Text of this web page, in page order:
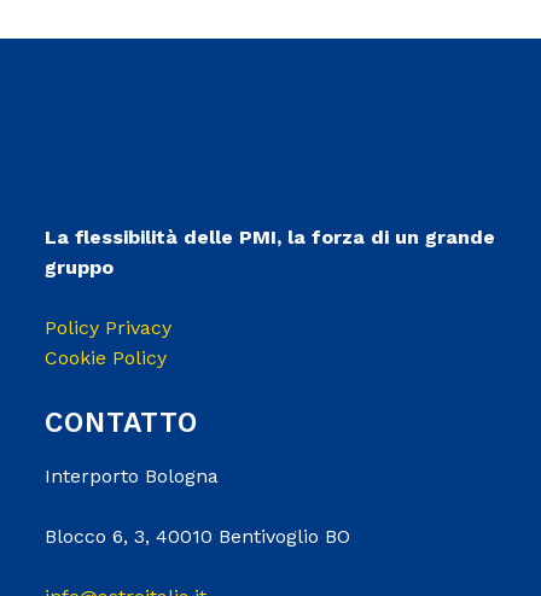
La flessibilità delle PMI, la forza di un grande
gruppo
Policy Privacy
Cookie Policy
CONTATTO
Interporto Bologna
Blocco 6, 3, 40010 Bentivoglio BO